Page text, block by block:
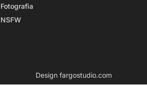
Fotografia
NSFW
Design fargostudio.com